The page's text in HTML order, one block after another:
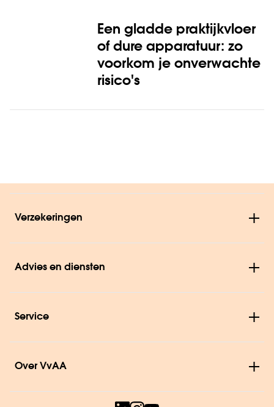
Een gladde praktijkvloer
of dure apparatuur: zo
voorkom je onverwachte
risico's
Verzekeringen
Advies en diensten
Service
Over VvAA